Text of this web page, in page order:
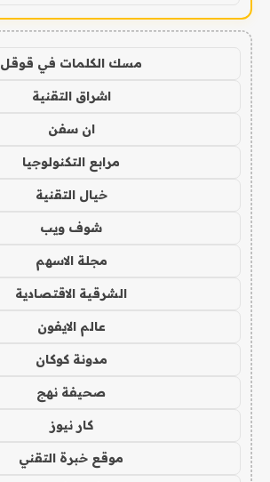
مسك الكلمات في قوقل
اشراق التقنية
ان سفن
مرابع التكنولوجيا
خيال التقنية
شوف ويب
مجلة الاسهم
الشرقية الاقتصادية
عالم الايفون
مدونة كوكان
صحيفة نهج
كار نيوز
موقع خبرة التقني